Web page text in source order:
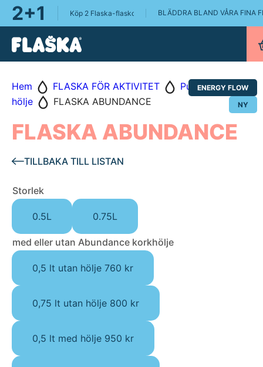
2+1 Köp 2 Flaska-flaskor, få en Flaska Pure 0.75L på köpet!
BLÄDDRA BLAND VÅRA FINA
ENERGY FLOW
NY
Hem FLASKA FÖR AKTIVITET
Pure - utan
hölje
FLASKA ABUNDANCE
FLASKA ABUNDANCE
TILLBAKA TILL LISTAN
Storlek
0.5L 0.75L
med eller utan Abundance korkhölje
0,5 lt utan hölje 760 kr
0,75 lt utan hölje 800 kr
0,5 lt med hölje 950 kr